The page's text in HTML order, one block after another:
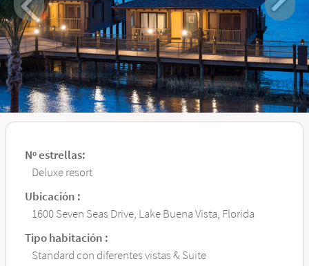
Nº estrellas:
Deluxe resort
Ubicación :
1600 Seven Seas Drive, Lake Buena Vista, Florida
Tipo habitación :
Standard con diferentes vistas & Suite